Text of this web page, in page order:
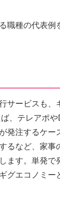
職種の代表例
サービスも、
、テレアポ
発注するケー
るなど、家事
ます。単発で
グエコノミー